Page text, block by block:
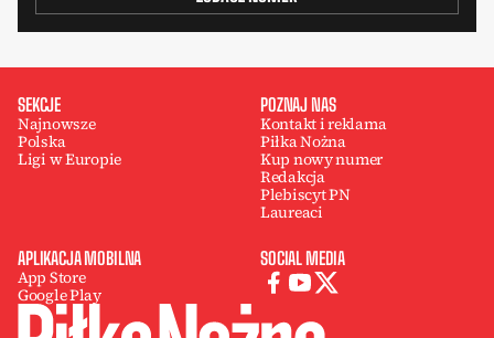
SEKCJE
Najnowsze
Polska
Ligi w Europie
POZNAJ NAS
Kontakt i reklama
Piłka Nożna
Kup nowy numer
Redakcja
Plebiscyt PN
Laureaci
APLIKACJA MOBILNA
App Store
Google Play
SOCIAL MEDIA